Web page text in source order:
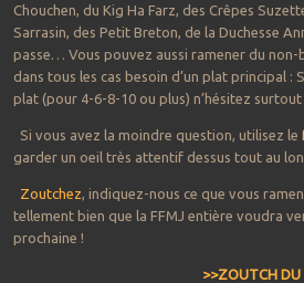
Chouchen, du Kig Ha Farz, des Crêpes
Sarrasin, des Petit Breton, de la Duchesse
passe… Vous pouvez aussi ramener du non-
dans tous les cas besoin d’un plat principal :
plat (pour 4-6-8-10 ou plus) n’hésitez surtout
Si vous avez la moindre question, utilisez le
garder un oeil très attentif dessus tout au
Zoutchez , indiquez-nous ce que vous
tellement bien que la FFMJ entière voudra
prochaine !
>>ZOUTCH DU